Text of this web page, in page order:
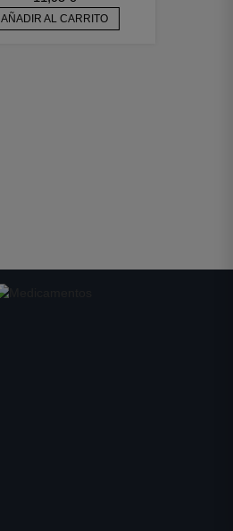
AÑADIR AL CARRITO